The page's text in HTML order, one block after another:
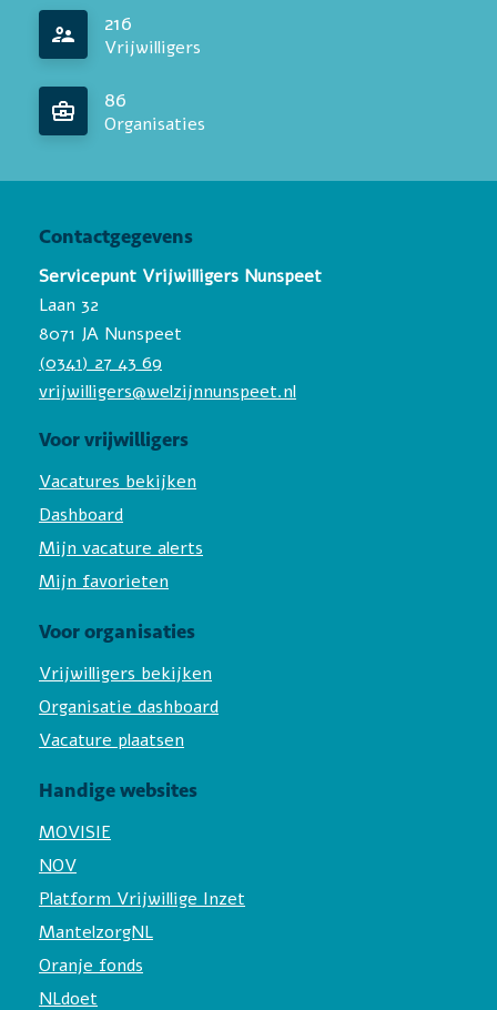
216
Vrijwilligers
86
Organisaties
Contactgegevens
Servicepunt Vrijwilligers Nunspeet
Laan 32
8071 JA Nunspeet
(0341) 27 43 69
vrijwilligers@welzijnnunspeet.nl
Voor vrijwilligers
Vacatures bekijken
Dashboard
Mijn vacature alerts
Mijn favorieten
Voor organisaties
Vrijwilligers bekijken
Organisatie dashboard
Vacature plaatsen
Handige websites
MOVISIE
NOV
Platform Vrijwillige Inzet
MantelzorgNL
Oranje fonds
NLdoet